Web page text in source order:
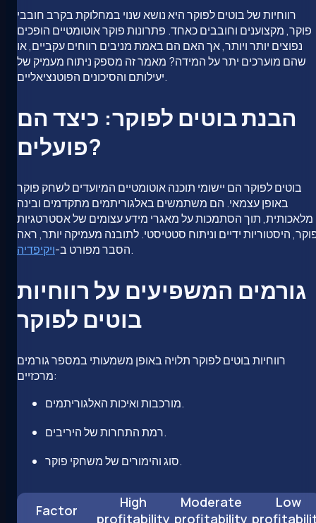
רווחיות של בוטים לפוקר היא נושא שנוי במחלוקת בקרב חובבי
פוקר, מקצוענים וחובבים כאחד. פתרונות פוקר אוטומטיים הופכים
נפוצים יותר ויותר, אך האם הם באמת מניבים רווחים עקביים, או
שהם מוערכים יתר על המידה? מאמר זה מספק ניתוח מעמיק של
יעילותם והסיכונים הפוטנציאליים.
הבנת בוטים לפוקר: כיצד הם
פועלים?
בוטים לפוקר הם יישומי תוכנה אוטומטיים המיועדים לשחק פוקר
באופן עצמאי. הם משתמשים באלגוריתמים מתקדמים ובינה
מלאכותית, תוך הסתמכות על מאגרי מידע עצומים של אסטרטגיות
היסטוריות ידיים וניתוח סטטיסטי. לתובנה מעמיקה יותר, ראה
הסבר מפורט ב-ויקיפדיה .
גורמים המשפיעים על רווחיות
בוטים לפוקר
רווחיות בוטים לפוקר תלויה באופן משמעותי במספר גורמים
מרכזיים:
מורכבות ואיכות האלגוריתמים.
רמת התחרות של היריבים.
סוג והימורים של משחקי פוקר.
Factor
High
profitability
Moderate
profitability
Low